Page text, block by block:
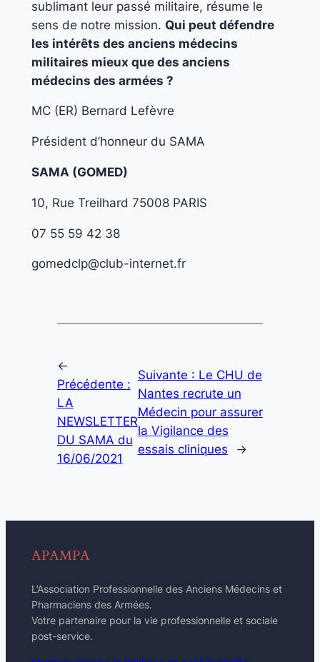
sublimant leur passé militaire, résume le
sens de notre mission. Qui peut défendre
les intérêts des anciens médecins
militaires mieux que des anciens
médecins des armées ?
MC (ER) Bernard Lefèvre
Président d’honneur du SAMA
SAMA (GOMED)
10, Rue Treilhard 75008 PARIS
07 55 59 42 38
gomedclp@club-internet.fr
←
Précédente :
LA
NEWSLETTER
DU SAMA du
16/06/2021
Suivante : Le CHU de
Nantes recrute un
Médecin pour assurer
la Vigilance des
essais cliniques
→
APAMPA
L’Association Professionnelle des Anciens Médecins et
Pharmaciens des Armées.
Votre partenaire pour la vie professionnelle et sociale
post-service.